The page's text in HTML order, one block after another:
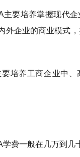
要培养掌握现代企
外企业的商业模式
养工商企业中、
一般在几万到几十